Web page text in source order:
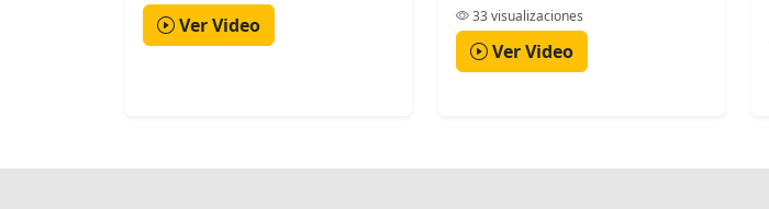
Ver Video 33 visualizaciones
Ver Video